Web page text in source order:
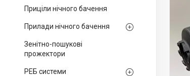
Приціли нічного бачення
Прилади нічного бачення
Зенітно-пошукові
прожектори
РЕБ системи